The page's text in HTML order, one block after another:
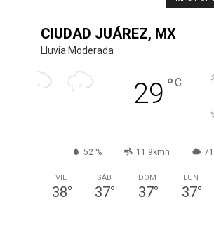
CIUDAD JUÁREZ, MX
Lluvia Moderada
29 °C
52 % 11.9kmh
VIE
38°
SÁB
37°
DOM
37°
LUN
37°